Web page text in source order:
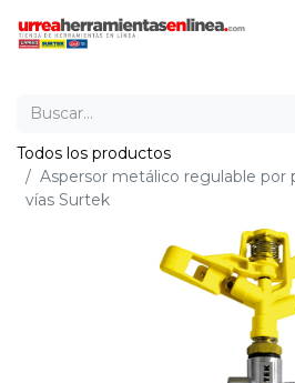
Todos los productos
Aspersor metálico regulable por
vías Surtek